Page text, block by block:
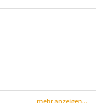
mehr anzeigen...